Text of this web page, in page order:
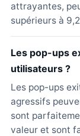
attrayantes,
supérieurs à
Les pop-ups
utilisateurs ?
Les pop-ups
agressifs
sont
valeur et sont